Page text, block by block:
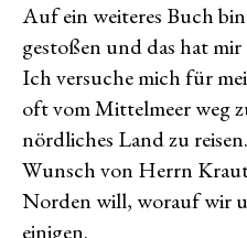
Auf ein weiteres Buch
gestoßen und das hat
Ich versuche mich für
oft vom Mittelmeer weg
nördliches Land zu
Wunsch von Herrn
Norden will, worauf wir
einigen.